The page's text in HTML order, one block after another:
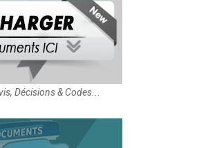
Décisions & Codes...